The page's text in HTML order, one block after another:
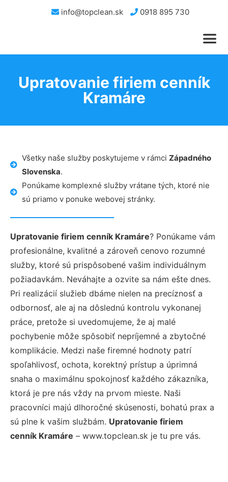
info@topclean.sk 0918 895 730
Upratovanie firiem cenník
Kramáre
Všetky naše služby poskytujeme v rámci Západného
Slovenska.
Ponúkame komplexné služby vrátane tých, ktoré nie
sú priamo v ponuke webovej stránky.
Upratovanie firiem cenník Kramáre? Ponúkame vám
profesionálne, kvalitné a zároveň cenovo rozumné
služby, ktoré sú prispôsobené vašim individuálnym
požiadavkám. Neváhajte a ozvite sa nám ešte dnes.
Pri realizácií služieb dbáme nielen na precíznosť a
odbornosť, ale aj na dôslednú kontrolu vykonanej
práce, pretože si uvedomujeme, že aj malé
pochybenie môže spôsobiť nepríjemné a zbytočné
komplikácie. Medzi naše firemné hodnoty patrí
spoľahlivosť, ochota, korektný prístup a úprimná
snaha o maximálnu spokojnosť každého zákazníka,
ktorá je pre nás vždy na prvom mieste. Naši
pracovníci majú dlhoročné skúsenosti, bohatú prax a
sú plne k vašim službám. Upratovanie firiem
cenník Kramáre – www.topclean.sk je tu pre vás.